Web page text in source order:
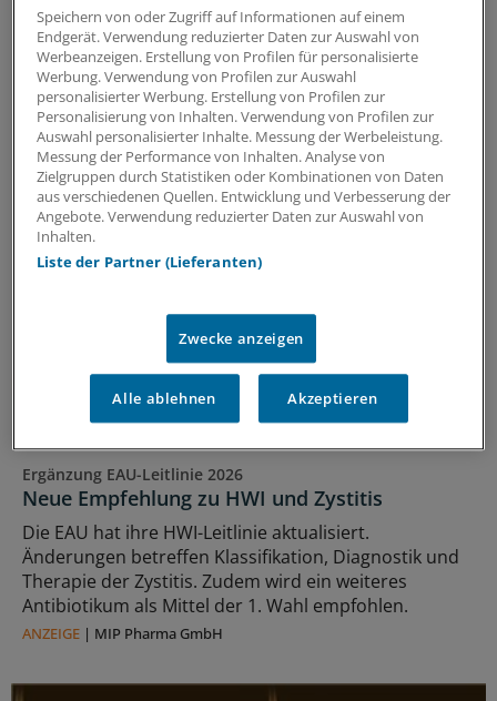
Neue Antibiotika-Studie entschlüsselt
besonderen Wirkmechanismus
Für die Langzeitprophylaxe von Harnwegsinfektionen
sind geringe Resistenzraten und gute Verträglichkeit
entscheidend. Eine neue Studie zeigt, warum dieses
Antibiotikum beides erfüllt.
ANZEIGE|MIP Pharma GmbH
Ergänzung EAU-Leitlinie 2026
Neue Empfehlung zu HWI und Zystitis
Die EAU hat ihre HWI-Leitlinie aktualisiert.
Änderungen betreffen Klassifikation, Diagnostik und
Therapie der Zystitis. Zudem wird ein weiteres
Antibiotikum als Mittel der 1. Wahl empfohlen.
ANZEIGE | MIP Pharma GmbH
Speichern von oder Zugriff auf Informationen auf einem
Endgerät. Verwendung reduzierter Daten zur Auswahl von
Werbeanzeigen. Erstellung von Profilen für personalisierte
Werbung. Verwendung von Profilen zur Auswahl
personalisierter Werbung. Erstellung von Profilen zur
Personalisierung von Inhalten. Verwendung von Profilen zur
Auswahl personalisierter Inhalte. Messung der Werbeleistung.
Messung der Performance von Inhalten. Analyse von
Zielgruppen durch Statistiken oder Kombinationen von Daten
aus verschiedenen Quellen. Entwicklung und Verbesserung der
Angebote. Verwendung reduzierter Daten zur Auswahl von
Inhalten.
Liste der Partner (Lieferanten)
Zwecke anzeigen
Alle ablehnen Akzeptieren